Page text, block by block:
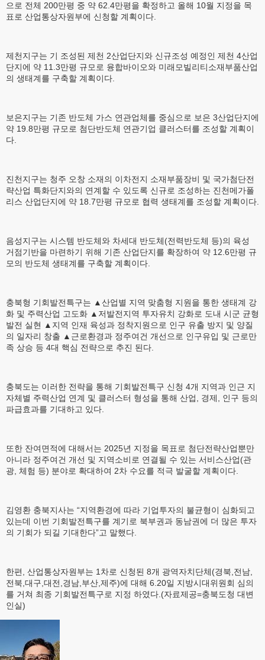
으로 전체 200만평 중 약 62.4만평을 확정하고 올해 10월 지정을 목
표로 산업통상자원부에 신청할 계획이다.
제천지구는 기 조성된 제천 2산업단지와 신규조성 예정인 제천 4산업
단지에 약 11.3만평 규모로 융합바이오와 미래모빌리티소재부품산업
의 생태계를 구축할 계획이다.
보은지구는 기존 반도체 가스 연관업체를 중심으로 보은 3산업단지에
약 19.8만평 규모로 첨단반도체 연관기업 클러스터를 조성할 계획이
다.
진천지구는 청주 오창 소재의 이차전지 소재부품장비 및 국가첨단전
략산업 특화단지와의 연계할 수 있도록 신규로 조성하는 진천메가폴
리스 산업단지에 약 18.7만평 규모로 협력 생태계를 조성할 계획이다.
음성지구는 시스템 반도체와 차세대 반도체(전력반도체 등)의 육성
거점기반을 마련하기 위해 기존 산업단지를 확장하여 약 12.6만평 규
모의 반도체 생태계를 구축할 계획이다.
충북형 기회발전특구는 ▲산업별 지역 맞춤형 지원을 통한 생태계 강
화 및 주력산업 고도화 ▲저발전지역 투자유치 강화로 도내 시군 균형
발전 실현 ▲지역 인재 육성과 정착지원으로 인구 유출 방지 및 양질
의 일자리 창출 ▲근로환경과 정주여건 개선으로 인구유입 및 근로만
족 상승 등 4대 핵심 전략으로 추진 된다.
충북도는 이러한 전략을 통해 기회발전특구 신청 4개 지역과 인근 지
자체별 주력산업 연계 및 클러스터 형성을 통해 산업, 경제, 인구 등의
파급효과를 기대하고 있다.
또한 잔여면적에 대해서는 2025년 지정을 목표로 첨단전략산업뿐만
아니라 정주여건 개선 및 지역소비로 연결될 수 있는 서비스산업(관
광, 체험 등) 분야로 확대하여 2차 수요를 적극 발굴할 계획이다.
김영환 충북지사는 “지역환경에 따라 기업투자의 불균형이 심화되고
있는데 이번 기회발전특구를 계기로 북부권과 동남권에 더 많은 투자
의 기회가 되길 기대한다”고 말했다.
한편, 산업통상자원부는 1차로 신청된 8개 광역자치단체(경북,전남,
전북,대구,대전,경남,부산,제주)에 대해 6.20일 지방시대위원회 심의
를 거쳐 최종 기회발전특구로 지정 하였다.(자료제공=충북도청 대변
인실)